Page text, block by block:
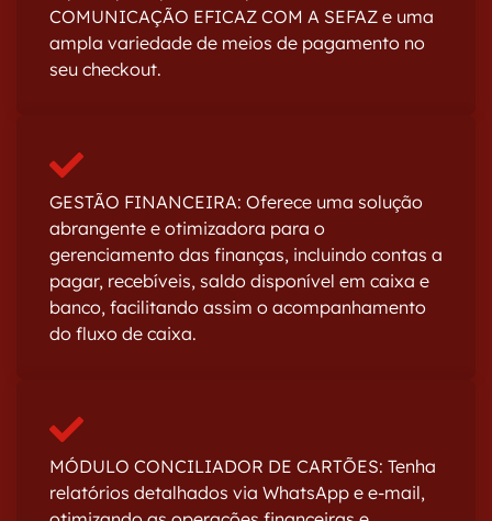
COMUNICAÇÃO EFICAZ COM A SEFAZ e uma
ampla variedade de meios de pagamento no
seu checkout.
GESTÃO FINANCEIRA: Oferece uma solução
abrangente e otimizadora para o
gerenciamento das finanças, incluindo contas a
pagar, recebíveis, saldo disponível em caixa e
banco, facilitando assim o acompanhamento
do fluxo de caixa.
MÓDULO CONCILIADOR DE CARTÕES: Tenha
relatórios detalhados via WhatsApp e e-mail,